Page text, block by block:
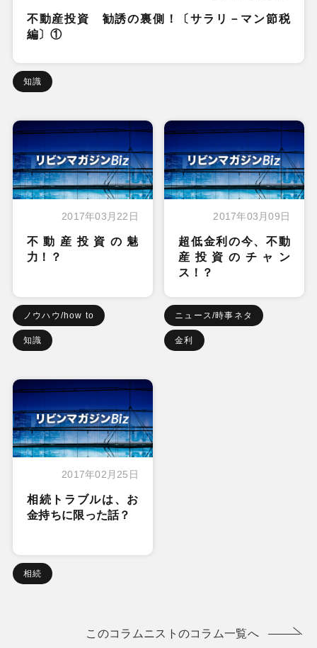
不動産投資 勧誘の裏側！〔サラリ－マン節税
編〕①
知識
2017年03月22日
不動産投資の魅
力！？
ノウハウ/how to
知識
2017年03月09日
超低金利の今、不動
産投資のチャン
ス！？
ニュース/時事ネタ
金利
2017年02月25日
相続トラブルは、お
金持ちに限った話？
相続
このコラムニストのコラム一覧へ